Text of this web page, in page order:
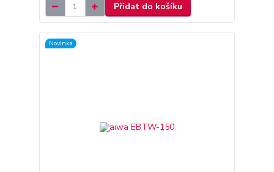
Přidat do košíku
Novinka